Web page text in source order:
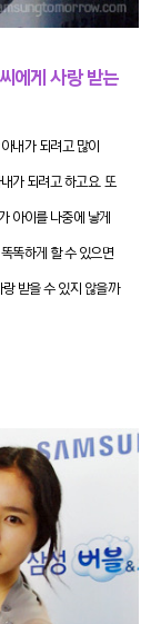
에게 사랑 받는
내가 되려고 많이
가 되려고 하고요. 또
아이를 나중에 낳게
똑하게 할 수 있으면
받을 수 있지 않을까